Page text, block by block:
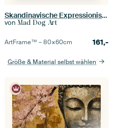
Skandinavische Expressionismus Abstraktion Beige
von Mad Dog Art
ArtFrame™ –80×60cm 161,-
Größe & Material selbst wählen